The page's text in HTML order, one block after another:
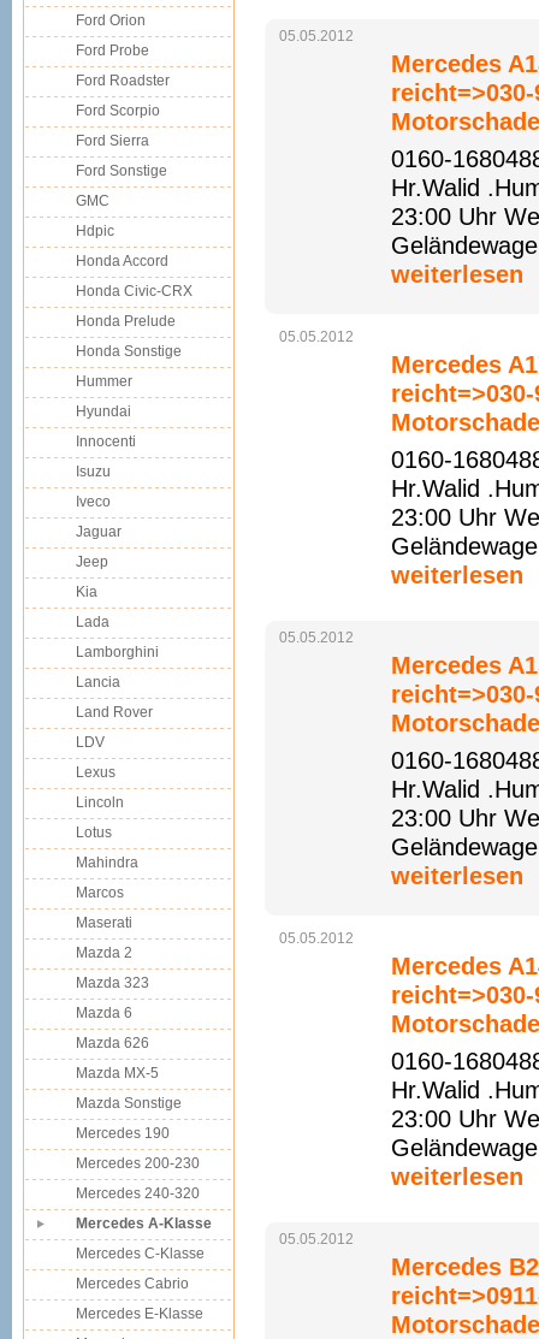
05.05.2012
Mercedes
0160-
Hr.Walid
23:00 Uhr
weiterlesen
05.05.2012
Mercedes
0160-
Hr.Walid
23:00 Uhr
weiterlesen
05.05.2012
Mercedes
0160-
Hr.Walid
23:00 Uhr
weiterlesen
05.05.2012
Mercedes
0160-
Hr.Walid
23:00 Uhr
weiterlesen
05.05.2012
Mercedes
Ford Orion
Ford Probe
Ford Roadster
Ford Scorpio
Ford Sierra
Ford Sonstige
GMC
Hdpic
Honda Accord
Honda Civic-CRX
Honda Prelude
Honda Sonstige
Hummer
Hyundai
Innocenti
Isuzu
Iveco
Jaguar
Jeep
Kia
Lada
Lamborghini
Lancia
Land Rover
LDV
Lexus
Lincoln
Lotus
Mahindra
Marcos
Maserati
Mazda 2
Mazda 323
Mazda 6
Mazda 626
Mazda MX-5
Mazda Sonstige
Mercedes 190
Mercedes 200-230
Mercedes 240-320
Mercedes A-Klasse
Mercedes C-Klasse
Mercedes Cabrio
Mercedes E-Klasse